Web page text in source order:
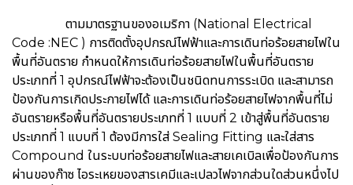
ตามมาตรฐานของอเมริกา (National Electrical
Code :NEC ) การติดตั้งอุปกรณ์ไฟฟ้าและการเดินท่อร้อยสายไฟใน
พื้นที่อันตราย กำหนดให้การเดินท่อร้อยสายไฟในพื้นที่อันตราย
ประเภทที่ 1 อุปกรณ์ไฟฟ้าจะต้องเป็นชนิดทนการระเบิด และสามารถ
ป้องกันการเกิดประกายไฟได้ และการเดินท่อร้อยสายไฟจากพื้นที่ไม่
อันตรายหรือพื้นที่อันตรายประเภทที่ 1 แบบที่ 2 เข้าสู่พื้นที่อันตราย
ประเภทที่ 1 แบบที่ 1 ต้องมีการใส่ Sealing Fitting และใส่สาร
Compound ในระบบท่อร้อยสายไฟและสายเคเบิลเพื่อป้องกันการ
ผ่านของก๊าซ ไอระเหยของสารเคมีและเปลวไฟจากส่วนใดส่วนหนึ่งไป